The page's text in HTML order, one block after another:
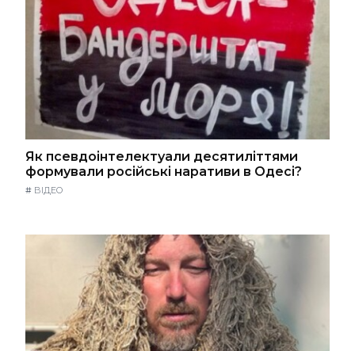
Як псевдоінтелектуали десятиліттями
формували російські наративи в Одесі?
# ВІДЕО